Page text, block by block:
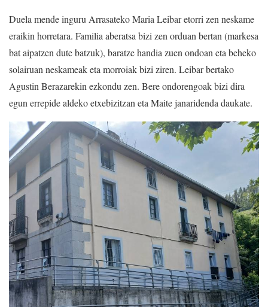
Duela mende inguru Arrasateko Maria Leibar etorri zen neskame
eraikin horretara. Familia aberatsa bizi zen orduan bertan (markesa
bat aipatzen dute batzuk), baratze handia zuen ondoan eta beheko
solairuan neskameak eta morroiak bizi ziren. Leibar bertako
Agustin Berazarekin ezkondu zen. Bere ondorengoak bizi dira
egun errepide aldeko etxebizitzan eta Maite janaridenda daukate.